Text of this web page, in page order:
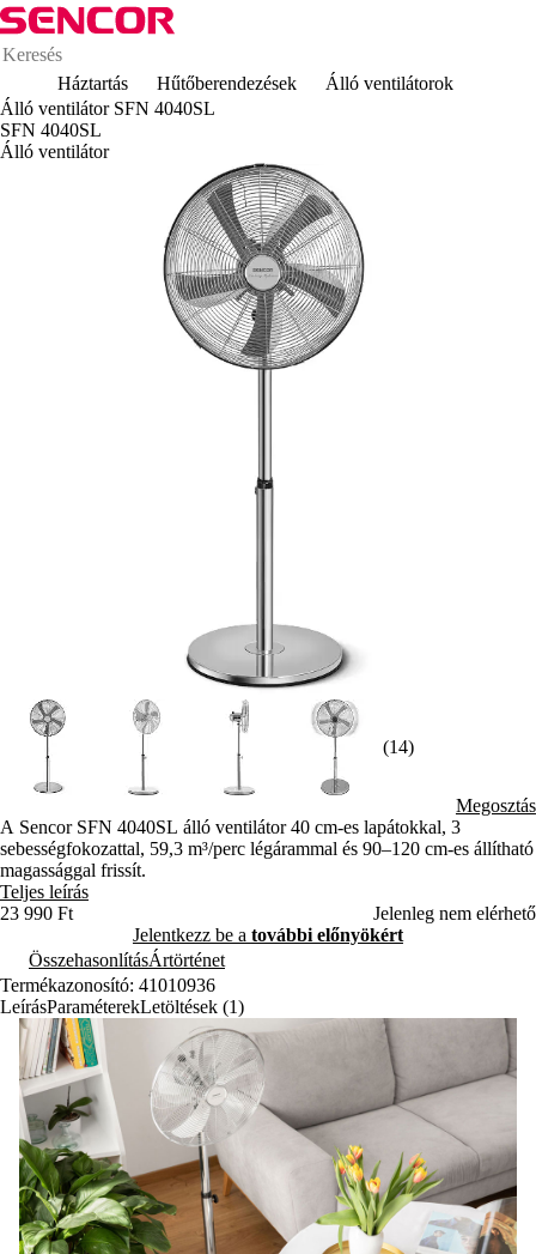
Háztartás Hűtőberendezések
Álló ventilátorok
Álló ventilátor SFN 4040SL
SFN 4040SL
Álló ventilátor
(14)
Megosztás
A Sencor SFN 4040SL álló ventilátor 40 cm-es lapátokkal, 3
sebességfokozattal, 59,3 m³/perc légárammal és 90–120 cm-es állítható
magassággal frissít.
Teljes leírás
23 990 Ft
Jelenleg nem elérhető
Jelentkezz be a további előnyökért
ÖsszehasonlításÁrtörténet
Termékazonosító: 41010936
LeírásParaméterekLetöltések (1)